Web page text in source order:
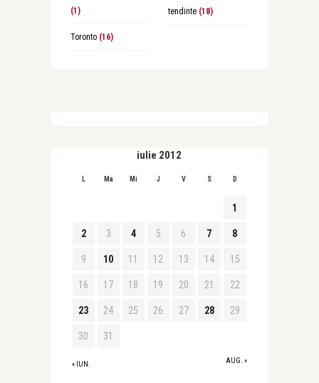
(1) tendinte(18)
Toronto(16)
iulie 2012
L Ma Mi J V S D
« IUN. AUG. »
1
2 3 4 5 6 7 8
9 10 11 12 13 14 15
16 17 18 19 20 21 22
23 24 25 26 27 28 29
30 31